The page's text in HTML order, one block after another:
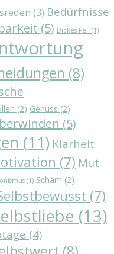
(3) Bedürfnisse
(5) Dickes Fell (1)
(8)
(2) Genuss (2)
(5)
(11) Klarheit
(7) Mut
(1) Scham (2)
(7)
(13)
(4)